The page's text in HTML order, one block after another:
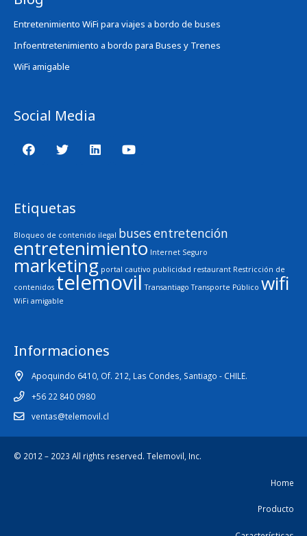
Entretenimiento WiFi para viajes a bordo de buses
Infoentretenimiento a bordo para Buses y Trenes
WiFi amigable
Social Media
Etiquetas
Bloqueo de contenido ilegal busesentretención
entretenimiento Internet Seguro
marketing portal cautivo publicidad restaurant Restricción de
contenidos telemovil Transantiago Transporte Público wifi
WiFi amigable
Informaciones
Apoquindo 6410, Of. 212, Las Condes, Santiago - CHILE.
+56 22 840 0980
ventas@telemovil.cl
© 2012 – 2023 All rights reserved. Telemovil, Inc.
Home
Producto